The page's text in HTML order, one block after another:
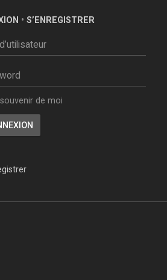
• S’ENREGISTRER
de moi